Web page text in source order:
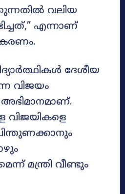
വലിയ
എന്നാണ്
ദേശീയ
വിജയം
പിന്തുണക്കാനും
മന്ത്രി വീണ്ടും